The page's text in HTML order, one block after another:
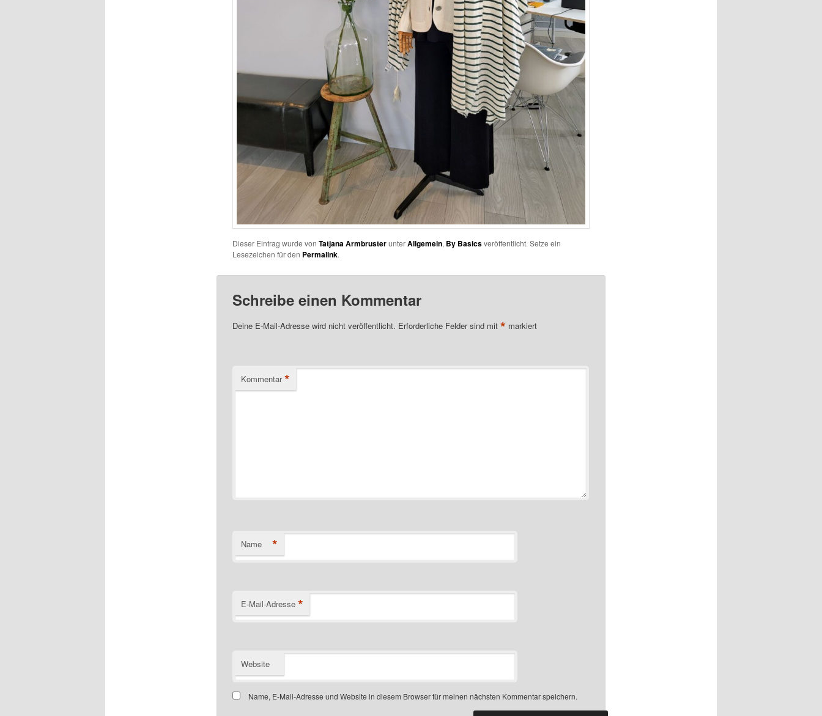
Dieser Eintrag wurde von Tatjana ArmbrusterunterAllgemein, By Basicsveröffentlicht. Setze ein
Lesezeichen für den Permalink.
Schreibe einen Kommentar
Deine E-Mail-Adresse wird nicht veröffentlicht. Erforderliche Felder sind mit * markiert
Kommentar *
Name *
E-Mail-Adresse *
Website
Name, E-Mail-Adresse und Website in diesem Browser für meinen nächsten Kommentar speichern.